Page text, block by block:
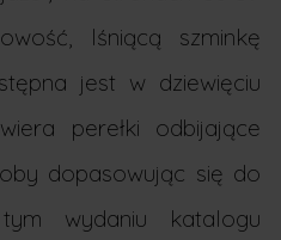
lśniącą szminkę
jest w dziewięciu
perełki odbijające
dopasowując się do
wydaniu katalogu